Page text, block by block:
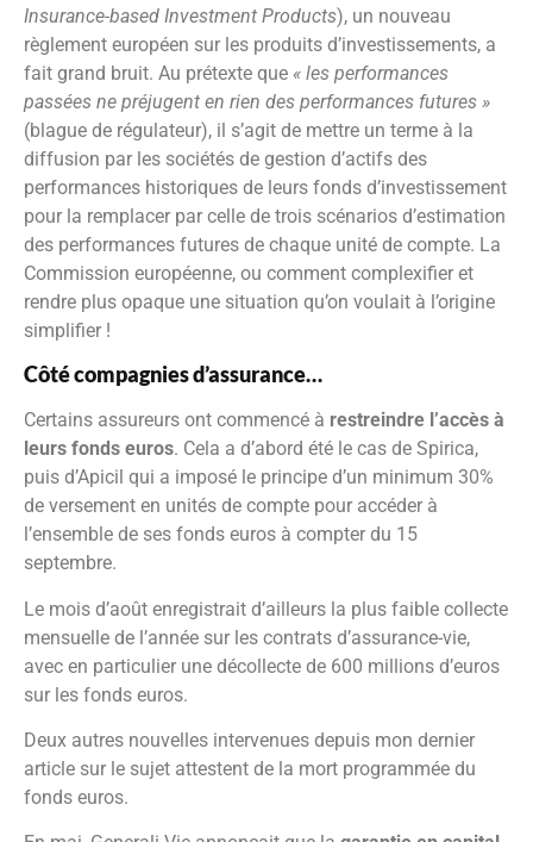
Insurance-based Investment Products), un nouveau
règlement européen sur les produits d’investissements, a
fait grand bruit. Au prétexte que « les performances
passées ne préjugent en rien des performances futures »
(blague de régulateur), il s’agit de mettre un terme à la
diffusion par les sociétés de gestion d’actifs des
performances historiques de leurs fonds d’investissement
pour la remplacer par celle de trois scénarios d’estimation
des performances futures de chaque unité de compte. La
Commission européenne, ou comment complexifier et
rendre plus opaque une situation qu’on voulait à l’origine
simplifier !
Côté compagnies d’assurance…
Certains assureurs ont commencé à restreindre l’accès à
leurs fonds euros. Cela a d’abord été le cas de Spirica,
puis d’Apicil qui a imposé le principe d’un minimum 30%
de versement en unités de compte pour accéder à
l’ensemble de ses fonds euros à compter du 15
septembre.
Le mois d’août enregistrait d’ailleurs la plus faible collecte
mensuelle de l’année sur les contrats d’assurance-vie,
avec en particulier une décollecte de 600 millions d’euros
sur les fonds euros.
Deux autres nouvelles intervenues depuis mon dernier
article sur le sujet attestent de la mort programmée du
fonds euros.